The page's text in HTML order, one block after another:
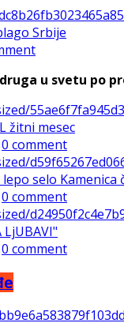
Srbije
u svetu po
žitni mesec
0 comment
selo Kamenica
0 comment
LjUBAVI"
0 comment